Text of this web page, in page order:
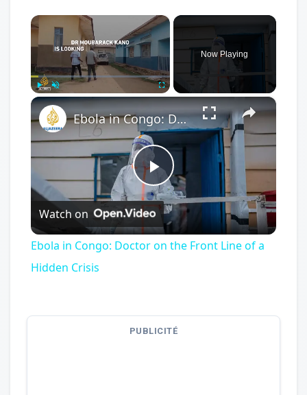
×
Play Unmute Fullscreen
Now Playing
×
Play
Video
Ebola in Congo: Doctor on the Front Line of a Hidden Crisis
Watch on
Ebola in Congo: Doctor on the Front Line of a
Hidden Crisis
PUBLICITÉ